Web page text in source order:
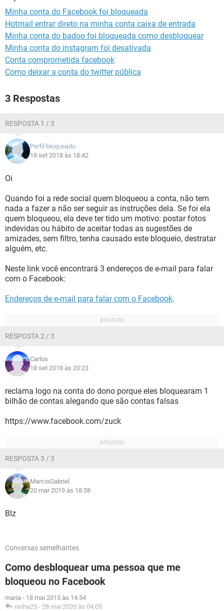
GUIA DE COMPRAS
Minha conta do Facebook foi bloqueada
Hotmail entrar direto na minha conta caixa de entrada
Minha conta do badoo foi bloqueada como desbloquear
Minha conta do instagram foi desativada
Conta comprometida facebook
Como deixar a conta do twitter pública
3 Respostas
RESPOSTA 1 / 3
Perfil bloqueado
18 set 2018 às 18:42
Oi
Quando foi a rede social quem bloqueou a conta, não tem
nada a fazer a não ser seguir as instruções dela. Se foi ela
quem bloqueou, ela deve ter tido um motivo: postar fotos
indevidas ou hábito de aceitar todas as sugestões de
amizades, sem filtro, tenha causado este bloqueio, destratar
alguém, etc.
Neste link você encontrará 3 endereços de e-mail para falar
com o Facebook:
Endereços de e-mail para falar com o Facebook.
RESPOSTA 2 / 3
Carlos
18 set 2018 às 20:23
reclama logo na conta do dono porque eles bloquearam 1
bilhão de contas alegando que são contas falsas
https://www.facebook.com/zuck
RESPOSTA 3 / 3
MarcioGabriel
20 mar 2019 às 18:58
Blz
Conversas semelhantes
Como desbloquear uma pessoa que me
bloqueou no Facebook
maria - 18 mai 2013 às 14:54
ninha25 - 28 mai 2020 às 04:05